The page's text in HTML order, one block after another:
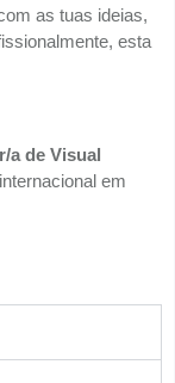
as tuas ideias,
esta
a de Visual
em